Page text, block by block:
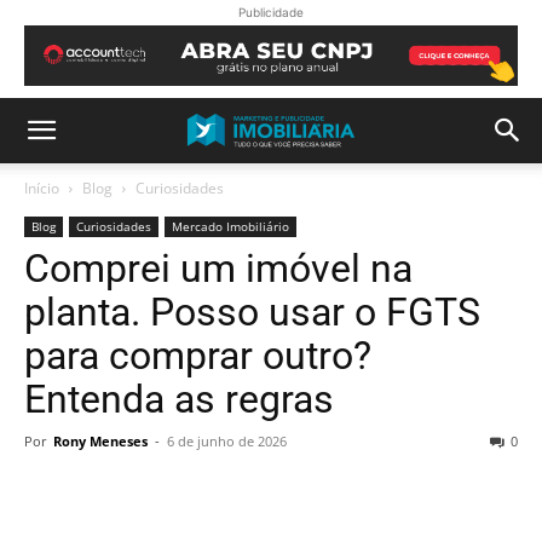
Publicidade
Início Blog Curiosidades
Blog Curiosidades Mercado Imobiliário
Comprei um imóvel na
planta. Posso usar o FGTS
para comprar outro?
Entenda as regras
Por Rony Meneses - 6 de junho de 2026 0